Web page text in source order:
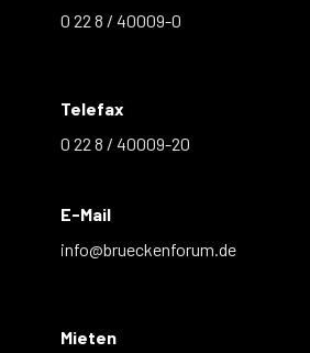
0 22 8 / 40009-0
Telefax
0 22 8 / 40009-20
E-Mail
info@brueckenforum.de
Mieten